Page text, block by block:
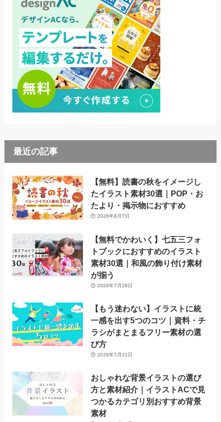
最近の記事
【無料】読書の秋をイメージし
たイラスト素材30選｜POP・お
たより・掲示物におすすめ
2026年8月7日
【無料でかわいく】七五三フォ
トブックにおすすめのイラスト
素材30選｜和風の飾り付け素材
が揃う
2026年7月28日
【もう迷わない】イラストに統
一感を出す5つのコツ｜資料・チ
ラシがまとまるフリー素材の選
び方
2026年7月21日
おしゃれな背景イラストの選び
方と素材紹介｜イラストACで見
つかるカテゴリ別おすすめ背景
素材